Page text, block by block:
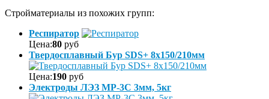
Стройматериалы из похожих групп:
Респиратор
Цена:80 руб
Твердосплавный Бур SDS+ 8х150/210мм
Цена:190 руб
Электроды ЛЭЗ МР-3С 3мм, 5кг